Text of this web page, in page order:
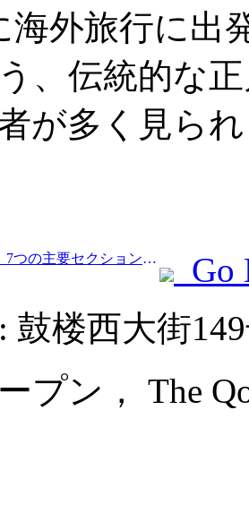
海外旅行に出
、伝統的な
が多く見ら
Prev:文化観光省：7つの主要セクションで22のテーマ別活動を開始
Go
鼓楼西大街
プン， The